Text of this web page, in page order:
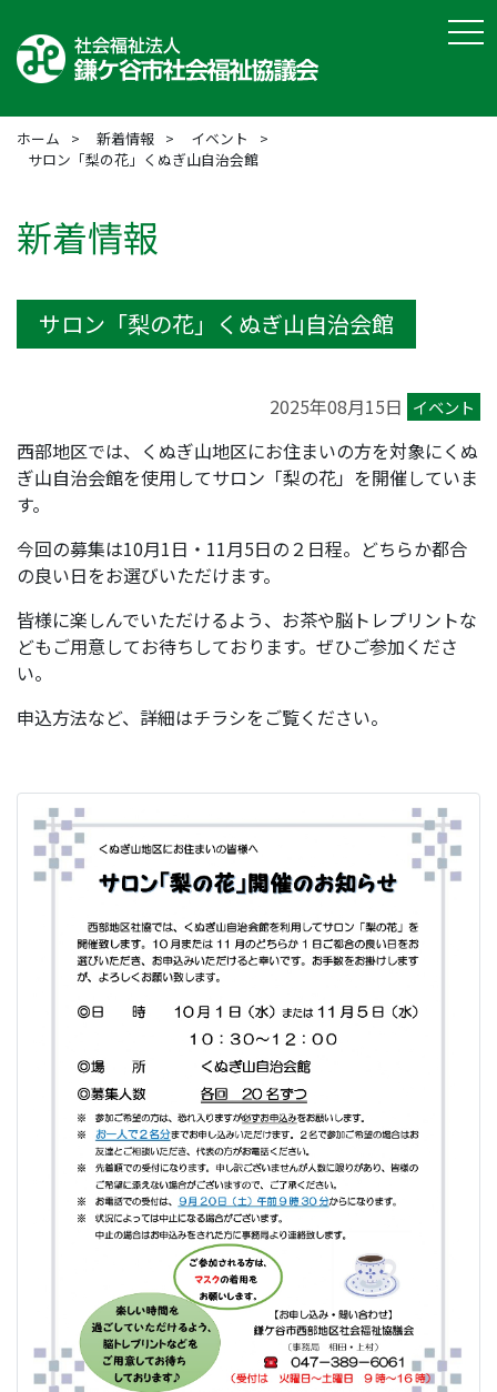
ホーム 新着情報
イベント
サロン「梨の花」くぬぎ山自治会館
新着情報
サロン「梨の花」くぬぎ山自治会館
2025年08月15日 イベント
西部地区では、くぬぎ山地区にお住まいの方を対象にくぬ
ぎ山自治会館を使用してサロン「梨の花」を開催していま
す。
今回の募集は10月1日・11月5日の２日程。どちらか都合
の良い日をお選びいただけます。
皆様に楽しんでいただけるよう、お茶や脳トレプリントな
どもご用意してお待ちしております。ぜひご参加くださ
い。
申込方法など、詳細はチラシをご覧ください。